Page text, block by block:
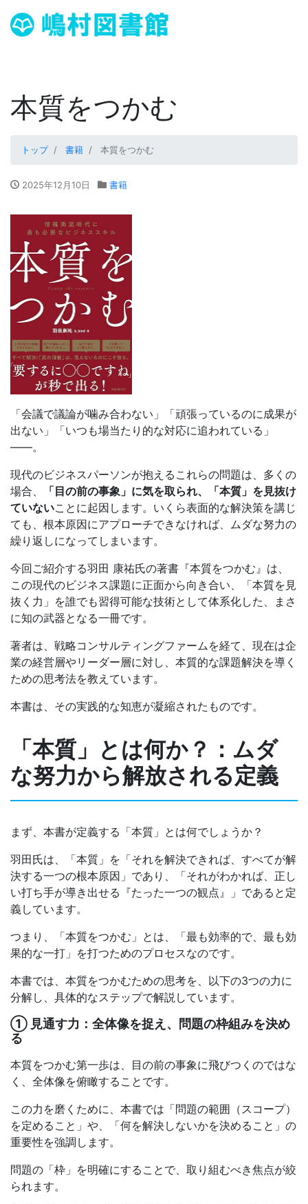
本質をつかむ
トップ 書籍 本質をつかむ
2025年12月10日 書籍
「会議で議論が噛み合わない」「頑張っているのに成果が
出ない」「いつも場当たり的な対応に追われている」
——。
現代のビジネスパーソンが抱えるこれらの問題は、多くの
場合、
「目の前の事象」に気を取られ、「本質」を見抜け
ていないことに起因します。いくら表面的な解決策を講じ
ても、根本原因にアプローチできなければ、ムダな努力の
繰り返しになってしまいます。
今回ご紹介する羽田 康祐氏の著書『本質をつかむ』は、
この現代のビジネス課題に正面から向き合い、「本質を見
抜く力」を誰でも習得可能な技術として体系化した、まさ
に知の武器となる一冊です。
著者は、戦略コンサルティングファームを経て、現在は企
業の経営層やリーダー層に対し、本質的な課題解決を導く
ための思考法を教えています。
本書は、その実践的な知恵が凝縮されたものです。
「本質」とは何か？：ムダ
な努力から解放される定義
まず、本書が定義する「本質」とは何でしょうか？
羽田氏は、「本質」を「それを解決できれば、すべてが解
決する一つの根本原因」であり、「それがわかれば、正し
い打ち手が導き出せる『たった一つの観点』」であると定
義しています。
つまり、「本質をつかむ」とは、「最も効率的で、最も効
果的な一打」を打つためのプロセスなのです。
本書では、本質をつかむための思考を、以下の3つの力に
分解し、具体的なステップで解説しています。
① 見通す力：全体像を捉え、問題の枠組みを決め
る
本質をつかむ第一歩は、目の前の事象に飛びつくのではな
く、全体像を俯瞰することです。
この力を磨くために、本書では「問題の範囲（スコープ）
を定めること」や、「何を解決しないかを決めること」の
重要性を強調します。
問題の「枠」を明確にすることで、取り組むべき焦点が絞
られます。